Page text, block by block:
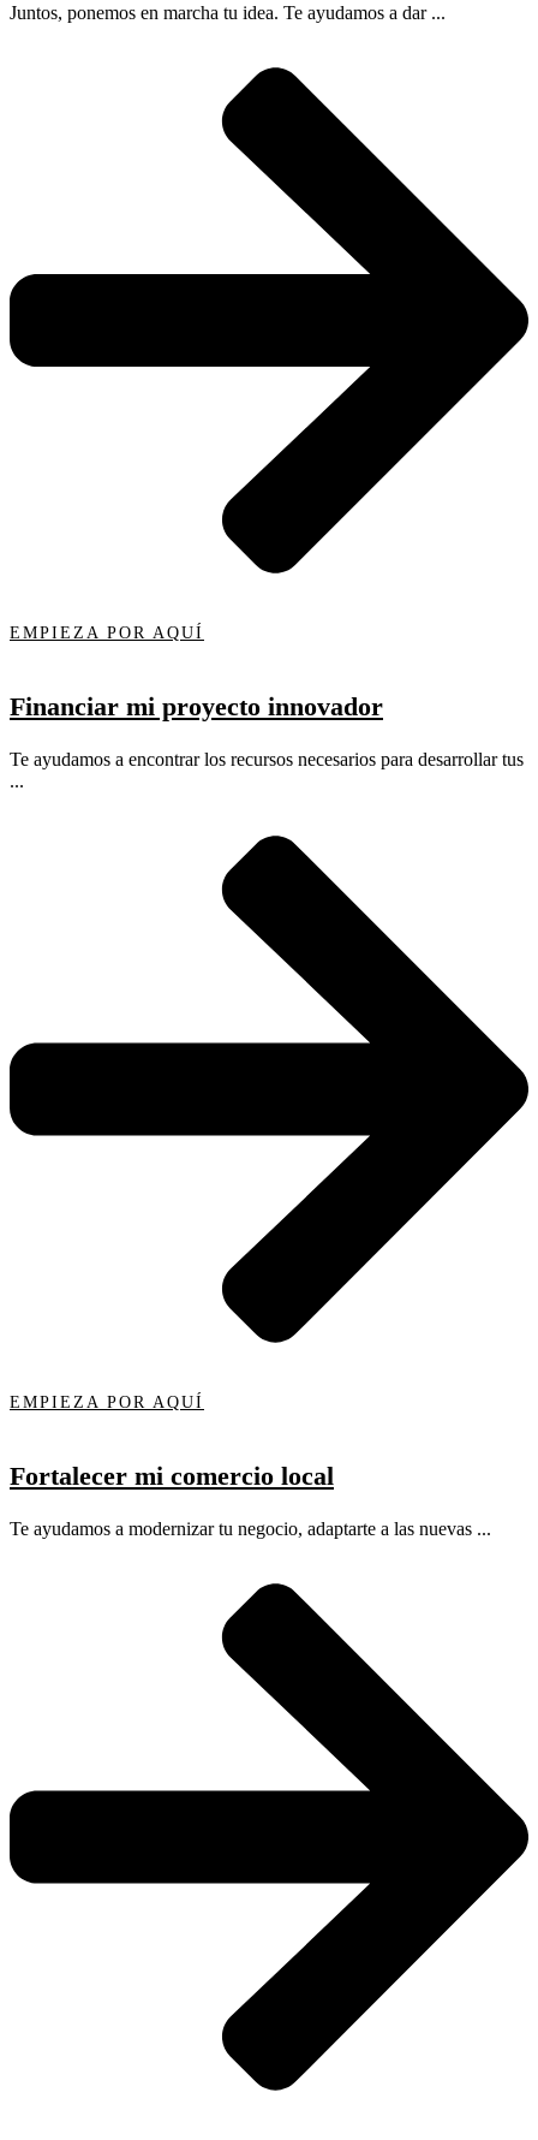
Juntos, ponemos en marcha tu idea. Te ayudamos a dar ...
EMPIEZA POR AQUÍ
Financiar mi proyecto innovador
Te ayudamos a encontrar los recursos necesarios para desarrollar tus
...
EMPIEZA POR AQUÍ
Fortalecer mi comercio local
Te ayudamos a modernizar tu negocio, adaptarte a las nuevas ...